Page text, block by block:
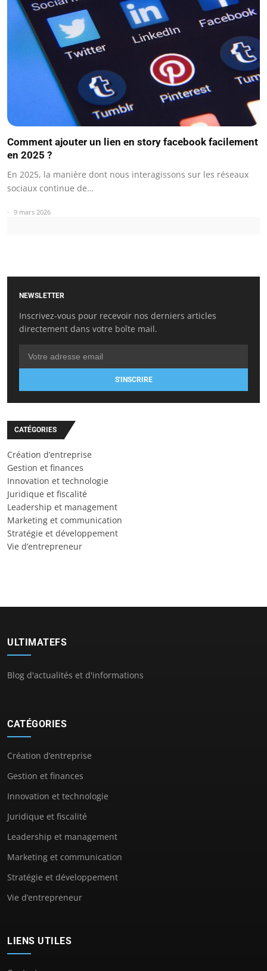
Comment ajouter un lien en story facebook facilement
en 2025 ?
En 2025, la manière dont nous interagissons sur les réseaux
sociaux continue de…
9 mars 2026
NEWSLETTER
Inscrivez-vous pour recevoir nos derniers articles
directement dans votre boîte mail.
S'INSCRIRE
CATÉGORIES
Création d’entreprise
Gestion et finances
Innovation et technologie
Juridique et fiscalité
Leadership et management
Marketing et communication
Stratégie et développement
Vie d’entrepreneur
ULTIMATEFS
Blog d'actualités et d'informations
CATÉGORIES
Création d’entreprise
Gestion et finances
Innovation et technologie
Juridique et fiscalité
Leadership et management
Marketing et communication
Stratégie et développement
Vie d’entrepreneur
LIENS UTILES